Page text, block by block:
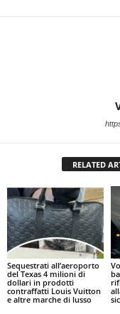
RELATED
Sequestrati all’aeroporto
del Texas 4 milioni di
dollari in prodotti
contraffatti Louis Vuitton
e altre marche di lusso